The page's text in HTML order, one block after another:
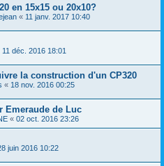
en 15x15 ou 20x10?
« 11 janv. 2017 10:40
11 déc. 2016 18:01
la construction d'un CP320
« 18 nov. 2016 00:25
Emeraude de Luc
« 02 oct. 2016 23:26
juin 2016 10:22